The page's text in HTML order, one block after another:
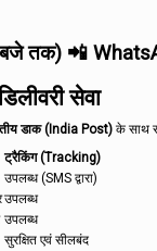
तक) 📲
सेवा
डाक (India Post) के साथ
ट्रैकिंग (Tracking)
उपलब्ध (SMS द्वारा)
उपलब्ध
उपलब्ध
सुरक्षित एवं सीलबंद